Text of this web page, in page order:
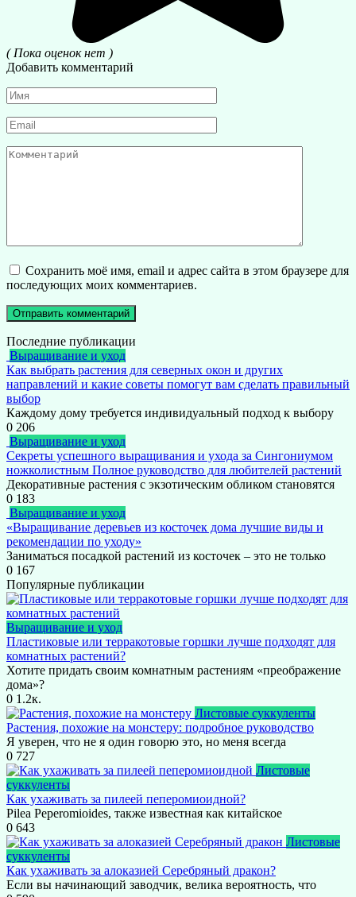
( Пока оценок нет )
Добавить комментарий
Имя
*
Email
*
Комментарий
Сохранить моё имя, email и адрес сайта в этом браузере для
последующих моих комментариев.
Последние публикации
Выращивание и уход
Как выбрать растения для северных окон и других
направлений и какие советы помогут вам сделать правильный
выбор
Каждому дому требуется индивидуальный подход к выбору
0 206
Выращивание и уход
Секреты успешного выращивания и ухода за Сингониумом
ножколистным Полное руководство для любителей растений
Декоративные растения с экзотическим обликом становятся
0 183
Выращивание и уход
«Выращивание деревьев из косточек дома лучшие виды и
рекомендации по уходу»
Заниматься посадкой растений из косточек – это не только
0 167
Популярные публикации
Выращивание и уход
Пластиковые или терракотовые горшки лучше подходят для
комнатных растений?
Хотите придать своим комнатным растениям «преображение
дома»?
0 1.2к.
Листовые суккуленты
Растения, похожие на монстеру: подробное руководство
Я уверен, что не я один говорю это, но меня всегда
0 727
Листовые
суккуленты
Как ухаживать за пилеей пеперомиоидной?
Pilea Peperomioides, также известная как китайское
0 643
Листовые
суккуленты
Как ухаживать за алоказией Серебряный дракон?
Если вы начинающий заводчик, велика вероятность, что